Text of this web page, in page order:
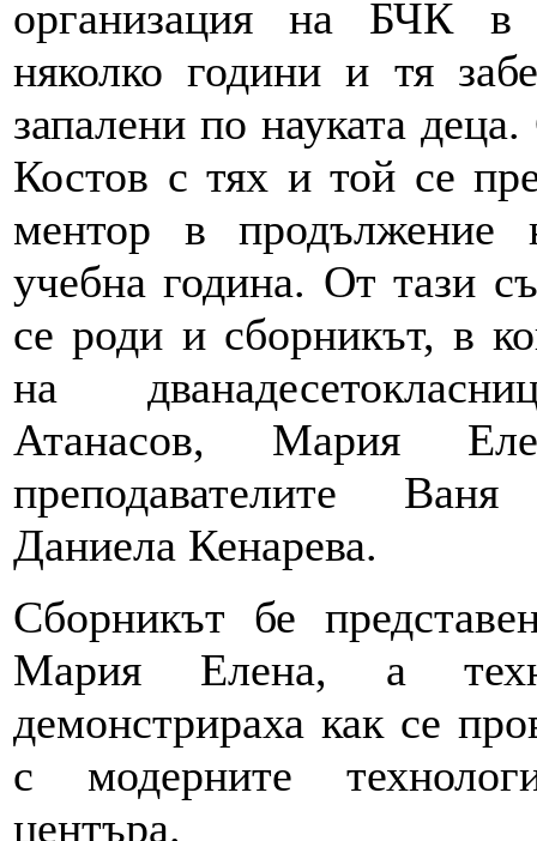
организация на БЧК в
няколко години и тя
запалени по науката
Костов с тях и той се
ментор в продължение
учебна година. От тази
се роди и сборникът, в
на
Атанасов, Мария
преподавателите
Даниела Кенарева.
Сборникът бе
Мария Елена, а
демонстрираха как се
с модерните
центъра.